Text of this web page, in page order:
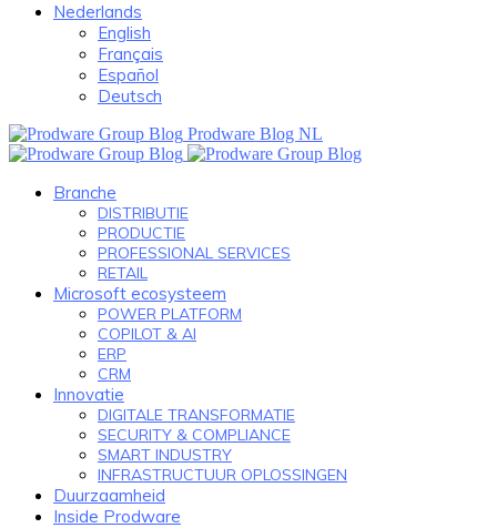
Nederlands
English
Français
Español
Deutsch
Prodware Blog NL
Branche
DISTRIBUTIE
PRODUCTIE
PROFESSIONAL SERVICES
RETAIL
Microsoft ecosysteem
POWER PLATFORM
COPILOT & AI
ERP
CRM
Innovatie
DIGITALE TRANSFORMATIE
SECURITY & COMPLIANCE
SMART INDUSTRY
INFRASTRUCTUUR OPLOSSINGEN
Duurzaamheid
Inside Prodware